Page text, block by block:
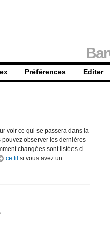
Préférences Editer
voir ce qui se passera dans la
pouvez observer les dernières
changées sont listées ci-
ce fil si vous avez un